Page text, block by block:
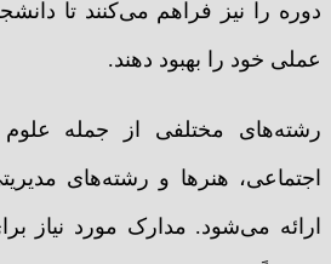
دوره را نیز فراهم می‌کنند تا
عملی خود را بهبود دهند.
رشته‌های مختلفی از جمله علوم
اجتماعی، هنرها و رشته‌های
ارائه می‌شود. مدارک مورد نیاز